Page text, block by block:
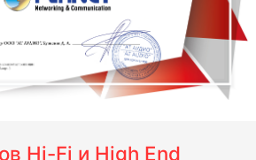
Hi-Fi и High End